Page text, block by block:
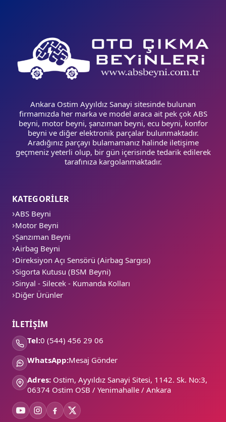
Ankara Ostim Ayyıldız Sanayi sitesinde bulunan
firmamızda her marka ve model araca ait pek çok ABS
beyni, motor beyni, şanzıman beyni, ecu beyni, konfor
beyni ve diğer elektronik parçalar bulunmaktadır.
Aradığınız parçayı bulamamanız halinde iletişime
geçmeniz yeterli olup, bir gün içerisinde tedarik edilerek
tarafınıza kargolanmaktadır.
KATEGORİLER
ABS Beyni
Motor Beyni
Şanzıman Beyni
Airbag Beyni
Direksiyon Açı Sensörü (Airbag Sargısı)
Sigorta Kutusu (BSM Beyni)
Sinyal - Silecek - Kumanda Kolları
Diğer Ürünler
İLETİŞİM
Tel:0 (544) 456 29 06
WhatsApp:Mesaj Gönder
Adres: Ostim, Ayyıldız Sanayi Sitesi, 1142. Sk. No:3,
06374 Ostim OSB / Yenimahalle / Ankara